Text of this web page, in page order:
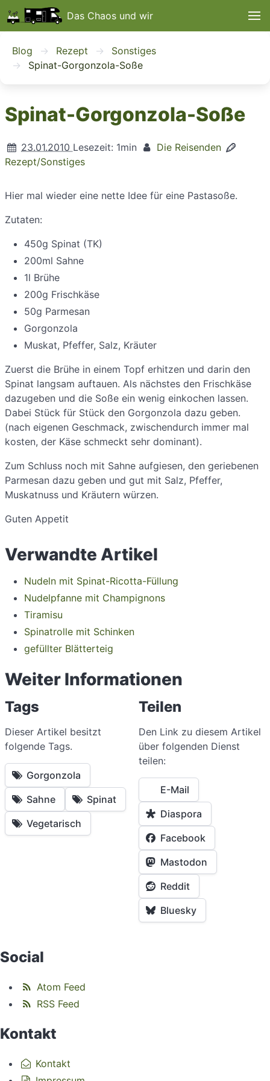
Das Chaos und wir
Blog Rezept
Sonstiges
Spinat-Gorgonzola-Soße
Spinat-Gorgonzola-Soße
23.01.2010 Lesezeit: 1min
Die Reisenden
Rezept/Sonstiges
Hier mal wieder eine nette Idee für eine Pastasoße.
Zutaten:
450g Spinat (TK)
200ml Sahne
1l Brühe
200g Frischkäse
50g Parmesan
Gorgonzola
Muskat, Pfeffer, Salz, Kräuter
Zuerst die Brühe in einem Topf erhitzen und darin den
Spinat langsam auftauen. Als nächstes den Frischkäse
dazugeben und die Soße ein wenig einkochen lassen.
Dabei Stück für Stück den Gorgonzola dazu geben.
(nach eigenen Geschmack, zwischendurch immer mal
kosten, der Käse schmeckt sehr dominant).
Zum Schluss noch mit Sahne aufgiesen, den geriebenen
Parmesan dazu geben und gut mit Salz, Pfeffer,
Muskatnuss und Kräutern würzen.
Guten Appetit
Verwandte Artikel
Nudeln mit Spinat-Ricotta-Füllung
Nudelpfanne mit Champignons
Tiramisu
Spinatrolle mit Schinken
gefüllter Blätterteig
Weiter Informationen
Tags
Dieser Artikel besitzt
folgende Tags.
Gorgonzola
Sahne
Spinat
Vegetarisch
Teilen
Den Link zu diesem Artikel
über folgenden Dienst
teilen:
E-Mail
Diaspora
Facebook
Mastodon
Reddit
Bluesky
Social
Atom Feed
RSS Feed
Kontakt
Kontakt